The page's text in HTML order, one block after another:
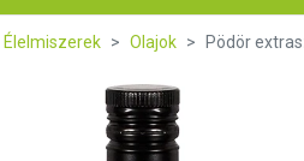
Élelmiszerek Olajok Pödör